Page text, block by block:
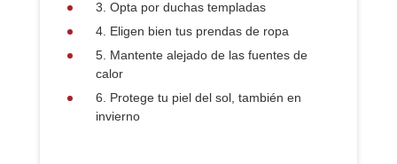
3. Opta por duchas templadas
4. Eligen bien tus prendas de ropa
5. Mantente alejado de las fuentes de
calor
6. Protege tu piel del sol, también en
invierno